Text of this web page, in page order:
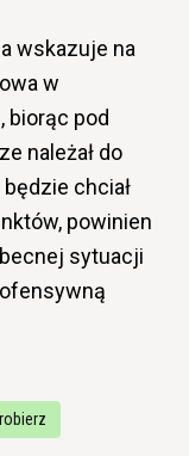
wskazuje na
w
biorąc pod
należał do
chciał
powinien
sytuacji